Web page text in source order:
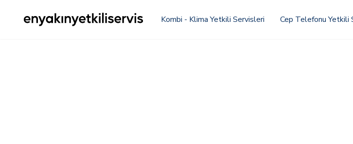
Kombi - Klima Yetkili Servisleri Cep Telefonu Yetkili